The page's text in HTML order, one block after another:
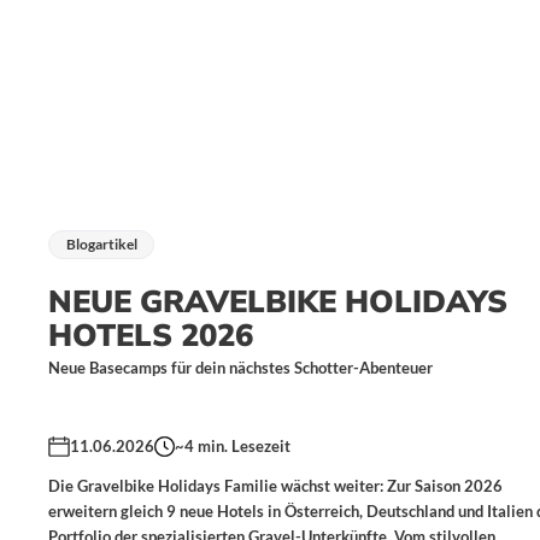
Blogartikel
NEUE GRAVELBIKE HOLIDAYS
HOTELS 2026
Neue Basecamps für dein nächstes Schotter-Abenteuer
11.06.2026 ~4min. Lesezeit
Die Gravelbike Holidays Familie wächst weiter: Zur Saison 2026
erweitern gleich 9 neue Hotels in Österreich, Deutschland und Italien
Portfolio der spezialisierten Gravel-Unterkünfte. Vom stilvollen